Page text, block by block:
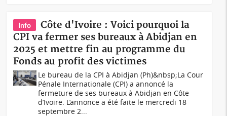
Info
Côte d'Ivoire : Voici pourquoi la
CPI va fermer ses bureaux à Abidjan en
2025 et mettre fin au programme du
Fonds au profit des victimes
Le bureau de la CPI à Abidjan (Ph)&nbsp;La Cour
Pénale Internationale (CPI) a annoncé la
fermeture de ses bureaux à Abidjan en Côte
d’Ivoire. L’annonce a été faite le mercredi 18
septembre 2...